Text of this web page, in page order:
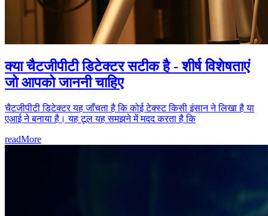
क्या चैटजीपीटी डिटेक्टर सटीक है - शीर्ष विशेषताएं
जो आपको जाननी चाहिए
चैटजीपीटी डिटेक्टर यह जाँचता है कि कोई टेक्स्ट किसी इंसान ने लिखा है या
एआई ने बनाया है। यह टूल यह समझने में मदद करता है कि
readMore